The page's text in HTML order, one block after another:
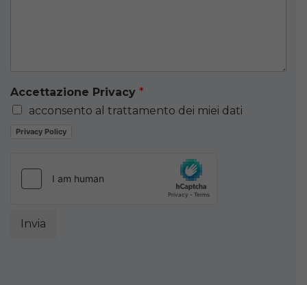
Accettazione Privacy *
acconsento al trattamento dei miei dati
Privacy Policy
Invia